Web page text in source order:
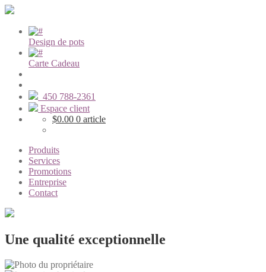
Design de pots
Carte Cadeau
450 788-2361
Espace client
$0.00 0 article
Produits
Services
Promotions
Entreprise
Contact
Une qualité exceptionnelle